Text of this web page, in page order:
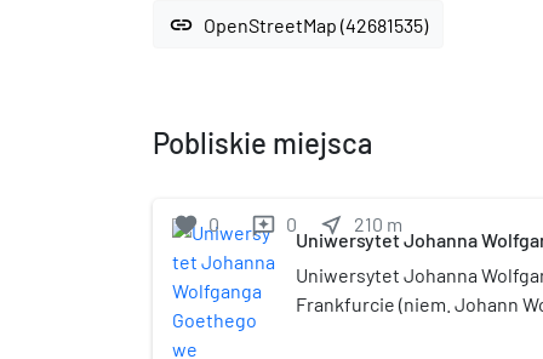
link OpenStreetMap (42681535)
Pobliskie miejsca
favorite 0 reviews 0 near_me 210 m
Uniwersytet Johanna
Uniwersytet Johanna
Frankfurcie (niem. Johann